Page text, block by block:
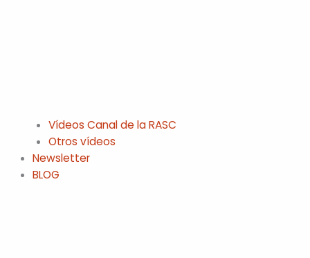
Vídeos Canal de la RASC
Otros vídeos
Newsletter
BLOG